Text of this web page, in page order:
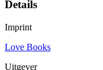
Details
Imprint
Love Books
Uitgever